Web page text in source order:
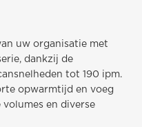
uw organisatie met
dankzij de
tot 190 ipm.
opwarmtijd en voeg
en diverse